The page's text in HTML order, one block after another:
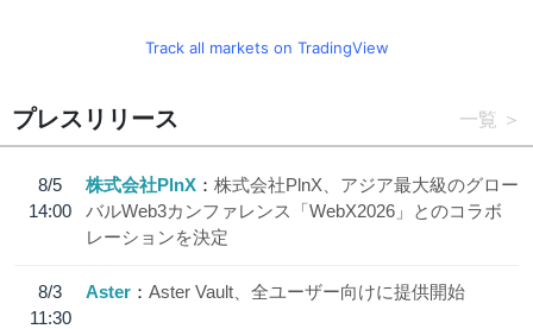
Track all markets on TradingView
プレスリリース 一覧
8/5
14:00
株式会社PlnX
株式会社PlnX、アジア最大級のグロー
バルWeb3カンファレンス「WebX2026」とのコラボ
レーションを決定
8/3
11:30
Aster Aster Vault、全ユーザー向けに提供開始